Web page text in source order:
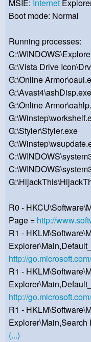
MSIE: Internet
Boot mode: Normal
Running processes:
G:\Vista Drive
G:\Online
G:\Avast4\ashDisp.exe
G:\Online
G:\Styler\Styler.exe
R0 -
Page = http://
R1 -
http://
R1 -
http://
R1 -
Explorer\Main,Search
(...)